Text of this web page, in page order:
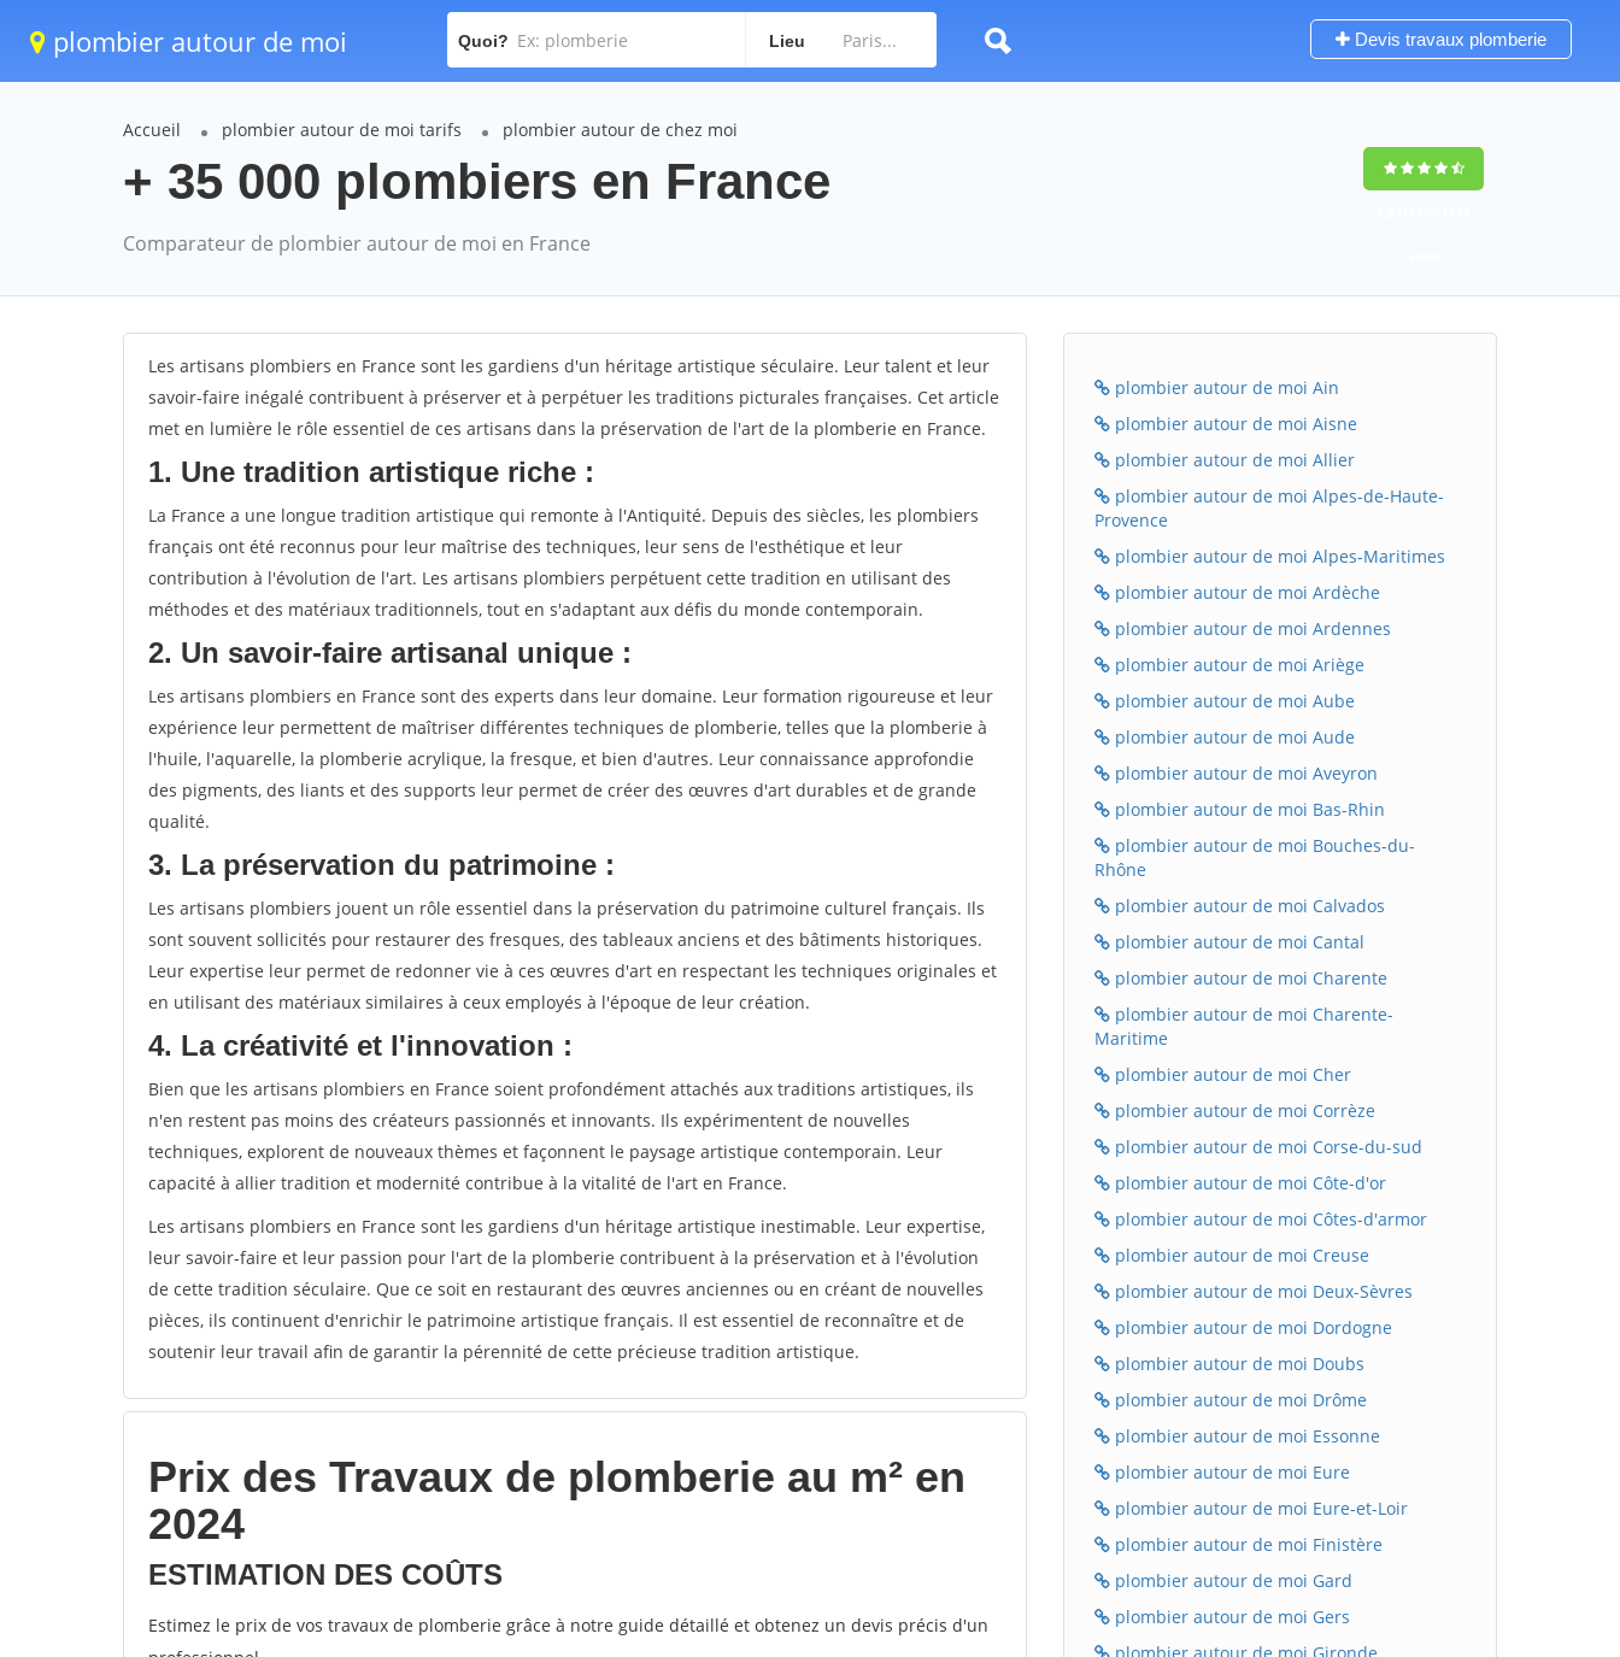
plombier autour de moi Quoi? Lieu Devis travaux plomberie
Accueil plombier autour de moi tarifs plombier autour de chez moi
+ 35 000 plombiers en France
Comparateur de plombier autour de moi en France
Les artisans plombiers en France sont les gardiens d'un héritage artistique séculaire. Leur talent et leur
savoir-faire inégalé contribuent à préserver et à perpétuer les traditions picturales françaises. Cet article
met en lumière le rôle essentiel de ces artisans dans la préservation de l'art de la plomberie en France.
1. Une tradition artistique riche :
La France a une longue tradition artistique qui remonte à l'Antiquité. Depuis des siècles, les plombiers
français ont été reconnus pour leur maîtrise des techniques, leur sens de l'esthétique et leur
contribution à l'évolution de l'art. Les artisans plombiers perpétuent cette tradition en utilisant des
méthodes et des matériaux traditionnels, tout en s'adaptant aux défis du monde contemporain.
2. Un savoir-faire artisanal unique :
Les artisans plombiers en France sont des experts dans leur domaine. Leur formation rigoureuse et leur
expérience leur permettent de maîtriser différentes techniques de plomberie, telles que la plomberie à
l'huile, l'aquarelle, la plomberie acrylique, la fresque, et bien d'autres. Leur connaissance approfondie
des pigments, des liants et des supports leur permet de créer des œuvres d'art durables et de grande
qualité.
3. La préservation du patrimoine :
Les artisans plombiers jouent un rôle essentiel dans la préservation du patrimoine culturel français. Ils
sont souvent sollicités pour restaurer des fresques, des tableaux anciens et des bâtiments historiques.
Leur expertise leur permet de redonner vie à ces œuvres d'art en respectant les techniques originales et
en utilisant des matériaux similaires à ceux employés à l'époque de leur création.
4. La créativité et l'innovation :
Bien que les artisans plombiers en France soient profondément attachés aux traditions artistiques, ils
n'en restent pas moins des créateurs passionnés et innovants. Ils expérimentent de nouvelles
techniques, explorent de nouveaux thèmes et façonnent le paysage artistique contemporain. Leur
capacité à allier tradition et modernité contribue à la vitalité de l'art en France.
Les artisans plombiers en France sont les gardiens d'un héritage artistique inestimable. Leur expertise,
leur savoir-faire et leur passion pour l'art de la plomberie contribuent à la préservation et à l'évolution
de cette tradition séculaire. Que ce soit en restaurant des œuvres anciennes ou en créant de nouvelles
pièces, ils continuent d'enrichir le patrimoine artistique français. Il est essentiel de reconnaître et de
soutenir leur travail afin de garantir la pérennité de cette précieuse tradition artistique.
Prix des Travaux de plomberie au m² en
2024
ESTIMATION DES COÛTS
Estimez le prix de vos travaux de plomberie grâce à notre guide détaillé et obtenez un devis précis d'un
plombier autour de moi Ain
plombier autour de moi Aisne
plombier autour de moi Allier
plombier autour de moi Alpes-de-Haute-
Provence
plombier autour de moi Alpes-Maritimes
plombier autour de moi Ardèche
plombier autour de moi Ardennes
plombier autour de moi Ariège
plombier autour de moi Aube
plombier autour de moi Aude
plombier autour de moi Aveyron
plombier autour de moi Bas-Rhin
plombier autour de moi Bouches-du-
Rhône
plombier autour de moi Calvados
plombier autour de moi Cantal
plombier autour de moi Charente
plombier autour de moi Charente-
Maritime
plombier autour de moi Cher
plombier autour de moi Corrèze
plombier autour de moi Corse-du-sud
plombier autour de moi Côte-d'or
plombier autour de moi Côtes-d'armor
plombier autour de moi Creuse
plombier autour de moi Deux-Sèvres
plombier autour de moi Dordogne
plombier autour de moi Doubs
plombier autour de moi Drôme
plombier autour de moi Essonne
plombier autour de moi Eure
plombier autour de moi Eure-et-Loir
plombier autour de moi Finistère
plombier autour de moi Gard
plombier autour de moi Gers